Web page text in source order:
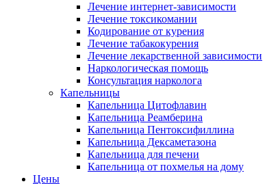
Лечение интернет-зависимости
Лечение токсикомании
Кодирование от курения
Лечение табакокурения
Лечение лекарственной зависимости
Наркологическая помощь
Консультация нарколога
Капельницы
Капельница Цитофлавин
Капельница Реамберина
Капельница Пентоксифиллина
Капельница Дексаметазона
Капельница для печени
Капельница от похмелья на дому
Цены